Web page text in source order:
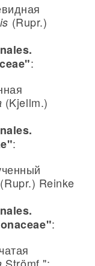
(Rupr.)
:
(Kjellm.)
:
(Rupr.) Reinke
: